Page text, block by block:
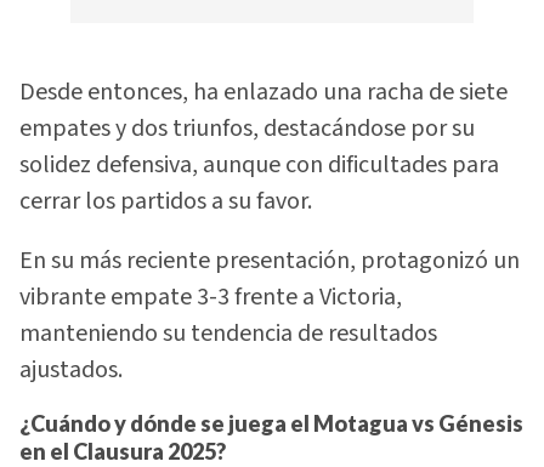
Desde entonces, ha enlazado una racha de siete
empates y dos triunfos, destacándose por su
solidez defensiva, aunque con dificultades para
cerrar los partidos a su favor.
En su más reciente presentación, protagonizó un
vibrante empate 3-3 frente a Victoria,
manteniendo su tendencia de resultados
ajustados.
¿Cuándo y dónde se juega el Motagua vs Génesis
en el Clausura 2025?